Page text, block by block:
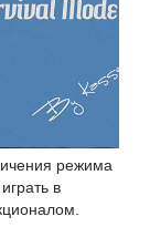
режима
в